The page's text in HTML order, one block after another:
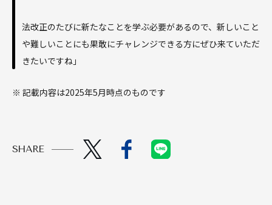
法改正のたびに新たなことを学ぶ必要があるので、新しいこと
や難しいことにも果敢にチャレンジできる方にぜひ来ていただ
きたいですね」
※ 記載内容は2025年5月時点のものです
SHARE